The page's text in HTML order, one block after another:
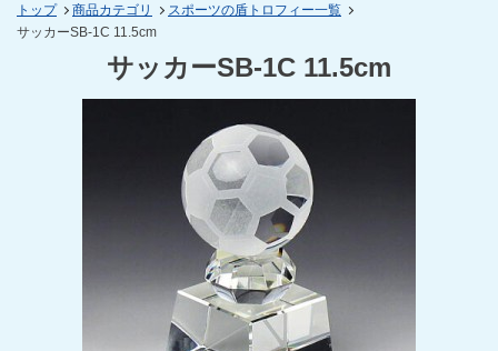
トップ 商品カテゴリ
スポーツの盾トロフィー一覧
サッカーSB-1C 11.5cm
サッカーSB-1C 11.5cm